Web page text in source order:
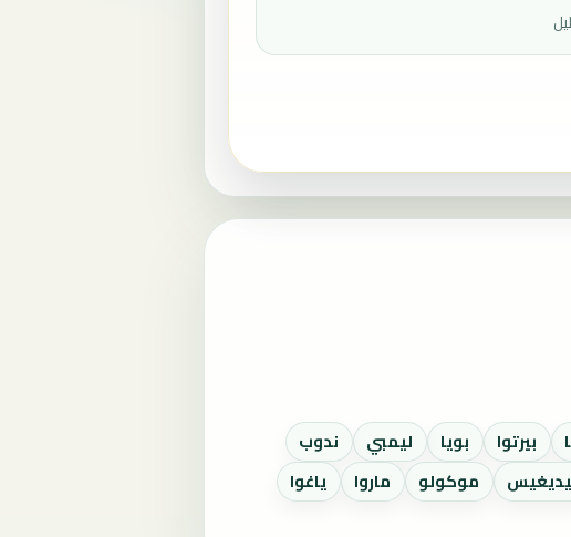
بيرتوا بويا ليمبي
ندوب
موكولو ماروا
ياغوا